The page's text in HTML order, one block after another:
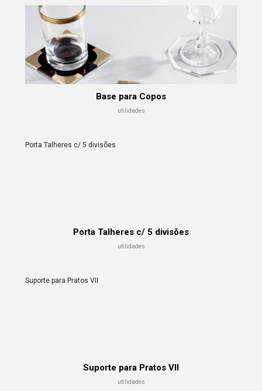
Base para Copos
utilidades
Porta Talheres c/ 5 divisões
Porta Talheres c/ 5 divisões
utilidades
Suporte para Pratos VII
Suporte para Pratos VII
utilidades